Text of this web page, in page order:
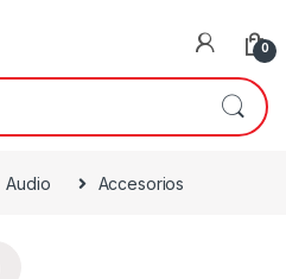
0
Audio Accesorios